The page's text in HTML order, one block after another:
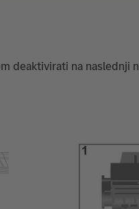
deaktivirati na naslednji